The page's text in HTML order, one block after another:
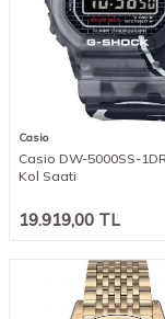
Casio
Casio DW-5000SS-
Kol Saati
19.919,00 TL